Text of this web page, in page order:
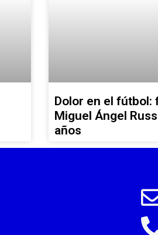
Dolor en el fútbol:
Miguel Ángel
años